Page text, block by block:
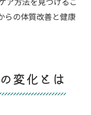
ア方法を見つけるこ
らの体質改善と健康
変化とは